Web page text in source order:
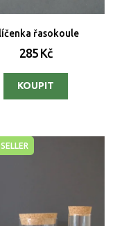
řasokoule
285 Kč